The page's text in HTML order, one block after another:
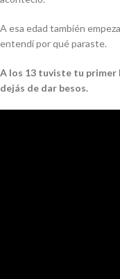
A esa edad también
entendí por qué paraste.
A los 13 tuviste tu primer
dejás de dar besos.